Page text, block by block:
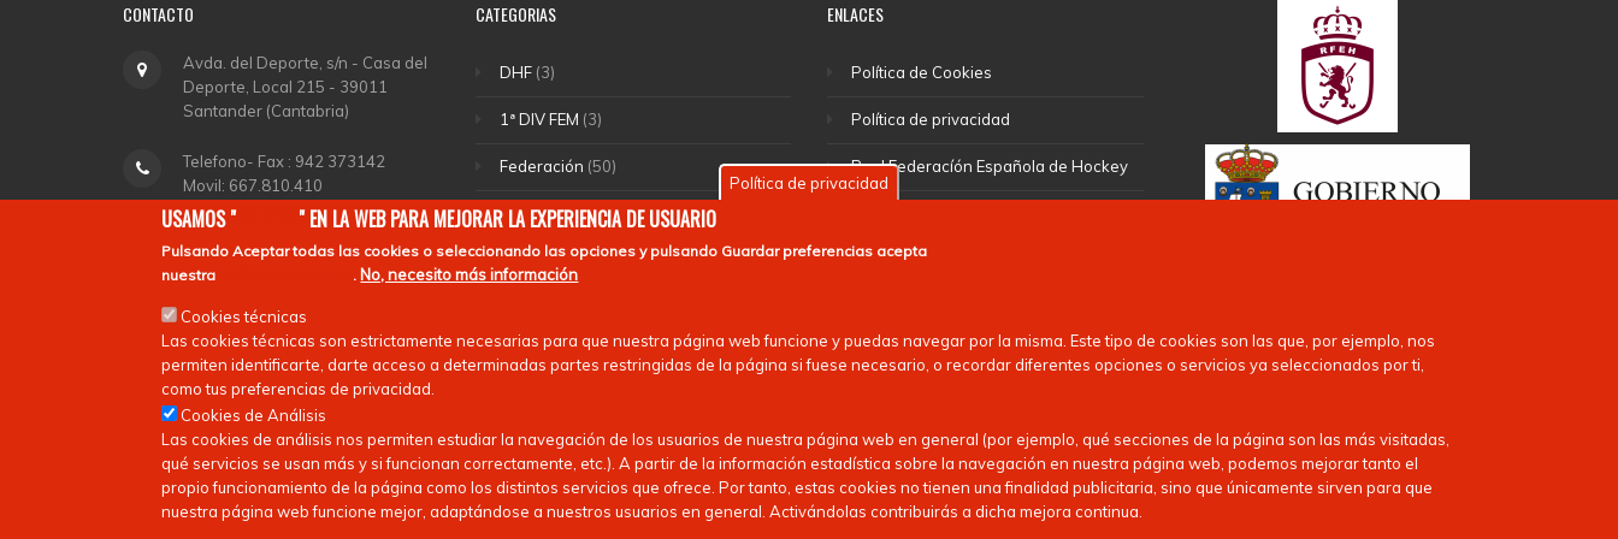
CONTACTO
Avda. del Deporte, s/n - Casa del
Deporte, Local 215 - 39011
Santander (Cantabria)
Telefono- Fax : 942 373142
Movil: 667.810.410
fchockey@fcanthockey.com
Jueves de 18,00 a 20,00.
CATEGORIAS
DHF(3)
1ª DIV FEM (3)
Federación (50)
Selecciones(46)
DHA(1)
Ligas nacionales (13)
ENLACES
Política de Cookies
Política de privacidad
Real Federacíón Española de Hockey
Política de privacidad
USAMOS "COOKIES " EN LA WEB PARA MEJORAR LA EXPERIENCIA DE USUARIO
PulsandoAceptar todas las cookies o seleccionando las opciones y pulsando Guardar preferencias acepta
nuestra
. No, necesito más información
Cookies técnicas
Las cookies técnicas son estrictamente necesarias para que nuestra página web funcione y puedas navegar por la misma. Este tipo de cookies son las que, por ejemplo, nos
permiten identificarte, darte acceso a determinadas partes restringidas de la página si fuese necesario, o recordar diferentes opciones o servicios ya seleccionados por ti,
como tus preferencias de privacidad.
Cookies de Análisis
Las cookies de análisis nos permiten estudiar la navegación de los usuarios de nuestra página web en general (por ejemplo, qué secciones de la página son las más visitadas,
qué servicios se usan más y si funcionan correctamente, etc.). A partir de la información estadística sobre la navegación en nuestra página web, podemos mejorar tanto el
propio funcionamiento de la página como los distintos servicios que ofrece. Por tanto, estas cookies no tienen una finalidad publicitaria, sino que únicamente sirven para que
nuestra página web funcione mejor, adaptándose a nuestros usuarios en general. Activándolas contribuirás a dicha mejora continua.